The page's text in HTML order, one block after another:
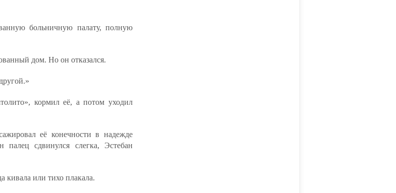
больничную палату, полную
дом. Но он отказался.
кормил её, а потом уходил
её конечности в надежде
сдвинулся слегка, Эстебан
кивала или тихо плакала.